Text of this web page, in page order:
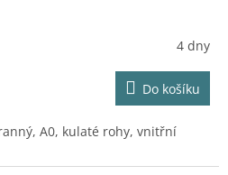
R
M
A
4 dny
Do košíku
A0, kulaté rohy, vnitřní